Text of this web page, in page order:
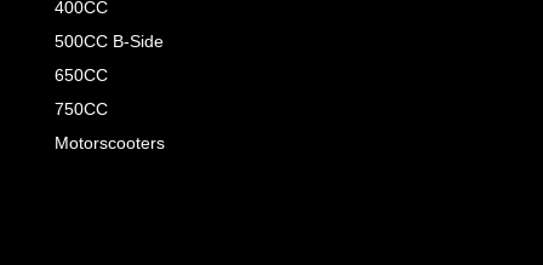
400CC
500CC B-Side
650CC
750CC
Motorscooters